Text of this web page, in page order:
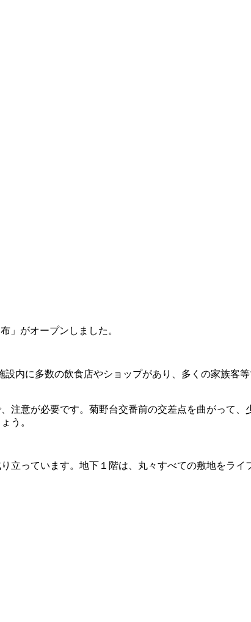
」がオープンしました。
内に多数の飲食店やショップがあり、多くの家族客
注意が必要です。菊野台交番前の交差点を曲がって
う。
立っています。地下１階は、丸々すべての敷地をラ